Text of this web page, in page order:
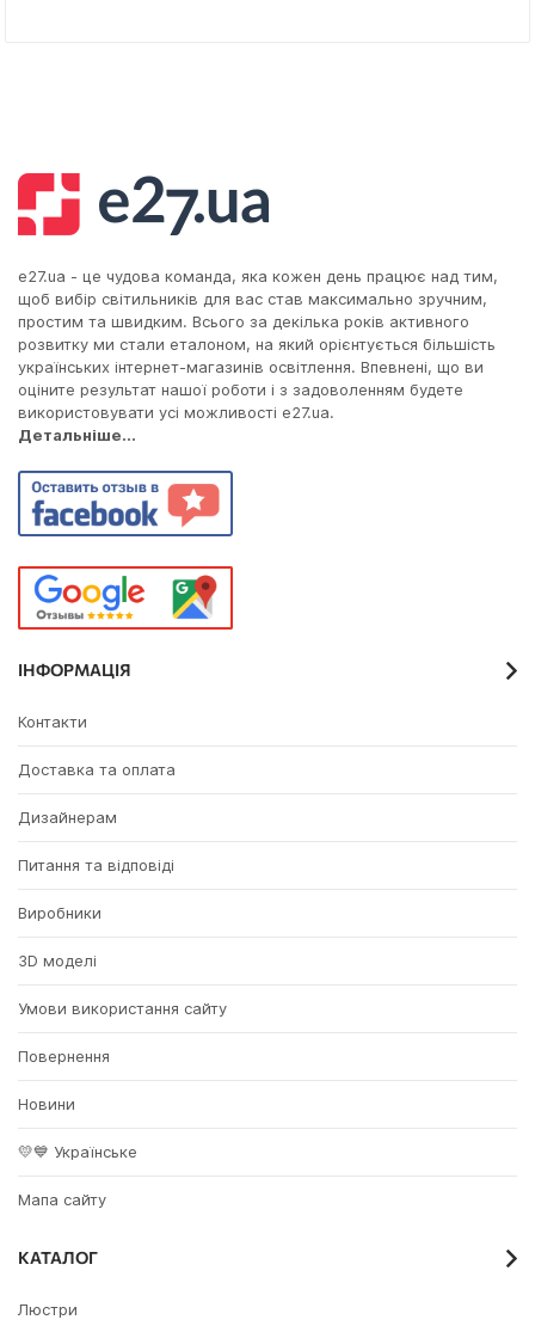
e27.ua - це чудова команда, яка кожен день працює над тим,
щоб вибір світильників для вас став максимально зручним,
простим та швидким. Всього за декілька років активного
розвитку ми стали еталоном, на який орієнтується більшість
українських інтернет-магазинів освітлення. Впевнені, що ви
оціните результат нашої роботи і з задоволенням будете
використовувати усі можливості e27.ua.
Детальніше...
ІНФОРМАЦІЯ
Контакти
Доставка та оплата
Дизайнерам
Питання та відповіді
Виробники
3D моделі
Умови використання сайту
Повернення
Новини
💛💙 Українське
Мапа сайту
КАТАЛОГ
Люстри